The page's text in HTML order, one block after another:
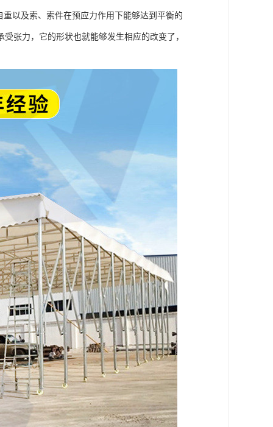
以及索、索件在预应力作用下能够达到平衡的
张力，它的形状也就能够发生相应的改变了，